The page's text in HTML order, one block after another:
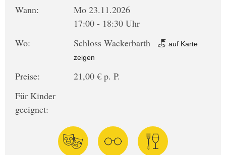
Wann:
Mo 23.11.2026
17:00 - 18:30 Uhr
Wo:
Schloss Wackerbarth
auf Karte
zeigen
Preise:
21,00 € p. P.
Für Kinder
geeignet: